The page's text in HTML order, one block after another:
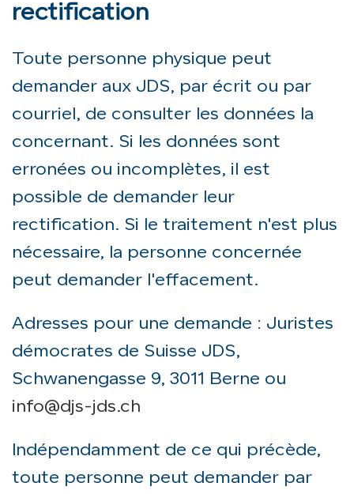
rectification
Toute personne physique peut
demander aux JDS, par écrit ou par
courriel, de consulter les données la
concernant. Si les données sont
erronées ou incomplètes, il est
possible de demander leur
rectification. Si le traitement n'est plus
nécessaire, la personne concernée
peut demander l'effacement.
Adresses pour une demande : Juristes
démocrates de Suisse JDS,
Schwanengasse 9, 3011 Berne ou
info@djs-jds.ch
Indépendamment de ce qui précède,
toute personne peut demander par